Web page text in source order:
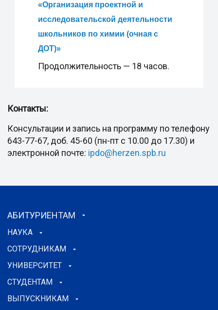
«Организация проектной и
исследовательской деятельности
школьников по химии (очная с
ДОТ)»
Продолжительность — 18 часов.
Контакты:
Консультации и запись на программу по телефону
643-77-67, доб. 45-60 (пн-пт с 10.00 до 17.30) и
электронной почте: ipdo@herzen.spb.ru
АБИТУРИЕНТАМ
НАУКА
СОТРУДНИКАМ
УНИВЕРСИТЕТ
СТУДЕНТАМ
ВЫПУСКНИКАМ